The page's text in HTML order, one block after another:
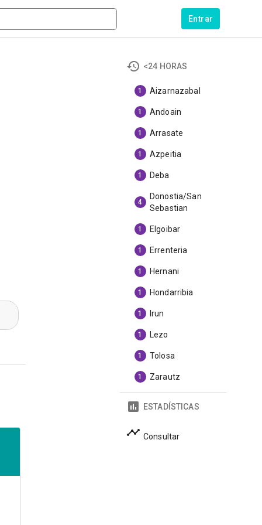
Entrar
<24 HORAS
1 Aizarnazabal
1 Andoain
1 Arrasate
1 Azpeitia
1 Deba
4
Donostia/San
Sebastian
1 Elgoibar
1 Errenteria
1 Hernani
1 Hondarribia
1 Irun
1 Lezo
1 Tolosa
1 Zarautz
ESTADÍSTICAS
Consultar